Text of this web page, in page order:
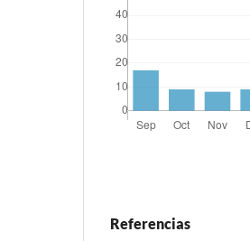
Referencias